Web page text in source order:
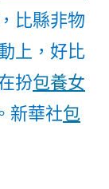
比縣非物
上，好比
扮包養女
新華社包